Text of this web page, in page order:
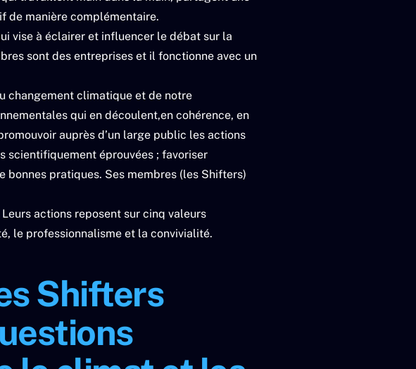
de manière complémentaire.
vise à éclairer et influencer le débat sur la
sont des entreprises et il fonctionne avec un
changement climatique et de notre
qui en découlent,en cohérence, en
auprès d’un large public les actions
scientifiquement éprouvées ; favoriser
bonnes pratiques. Ses membres (les Shifters)
actions reposent sur cinq valeurs
le professionnalisme et la convivialité.
Shifters